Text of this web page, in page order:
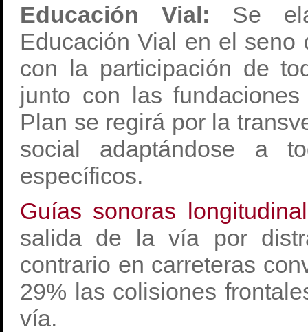
Educación Vial: Se
Educación Vial en el seno
con la participación de
junto con las
Plan se regirá por la
social adaptándose a
específicos.
Guías sonoras
salida de la vía por
contrario en carreteras
29% las colisiones
vía.